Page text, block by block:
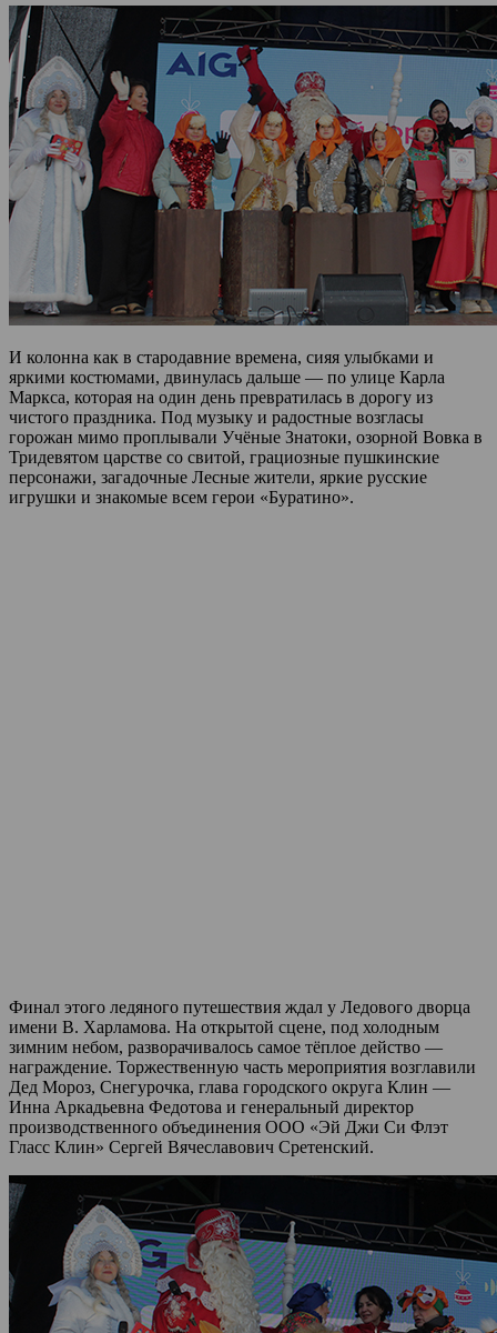
И колонна как в стародавние времена, сияя улыбками и
яркими костюмами, двинулась дальше — по улице Карла
Маркса, которая на один день превратилась в дорогу из
чистого праздника. Под музыку и радостные возгласы
горожан мимо проплывали Учёные Знатоки, озорной Вовка в
Тридевятом царстве со свитой, грациозные пушкинские
персонажи, загадочные Лесные жители, яркие русские
игрушки и знакомые всем герои «Буратино».
Финал этого ледяного путешествия ждал у Ледового дворца
имени В. Харламова. На открытой сцене, под холодным
зимним небом, разворачивалось самое тёплое действо —
награждение. Торжественную часть мероприятия возглавили
Дед Мороз, Снегурочка, глава городского округа Клин —
Инна Аркадьевна Федотова и генеральный директор
производственного объединения ООО «Эй Джи Си Флэт
Гласс Клин» Сергей Вячеславович Сретенский.